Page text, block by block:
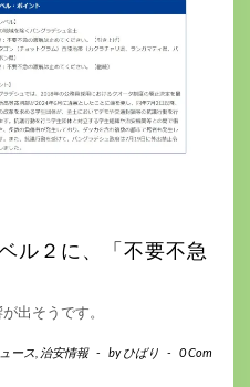
ル２に、「不要不急
出そうです。
ース 治安情報 - byひばり -
0 Com